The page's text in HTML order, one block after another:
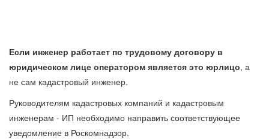
Если инженер работает по трудовому договору в
юридическом лице оператором является это юрлицо, а
не сам кадастровый инженер.
Руководителям кадастровых компаний и кадастровым
инженерам - ИП необходимо направить соответствующее
уведомление в Роскомнадзор.